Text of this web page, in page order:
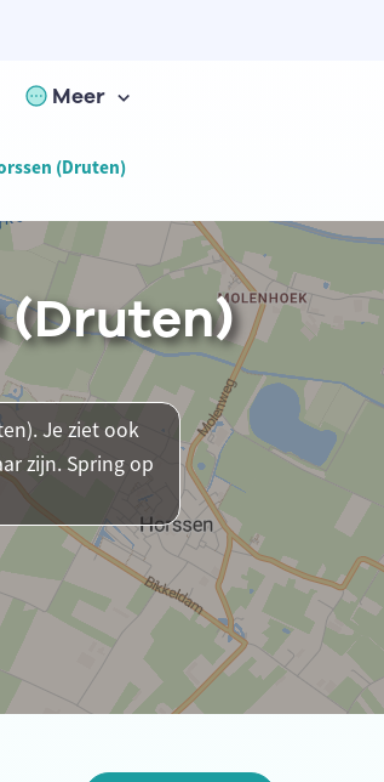
Meer
(Druten)
(Druten)
Je ziet ook
zijn. Spring op